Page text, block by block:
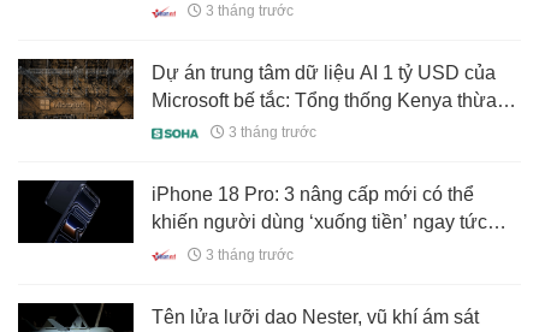
3 tháng trước
Dự án trung tâm dữ liệu AI 1 tỷ USD của
Microsoft bế tắc: Tổng thống Kenya thừa
nhận phải "cắt điện nửa quốc gia" mới đủ
3 tháng trước
iPhone 18 Pro: 3 nâng cấp mới có thể
khiến người dùng ‘xuống tiền’ ngay tức
khắc
3 tháng trước
Tên lửa lưỡi dao Nester, vũ khí ám sát